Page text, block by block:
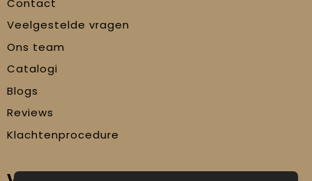
Contact
Veelgestelde vragen
Ons team
Catalogi
Blogs
Reviews
Klachtenprocedure